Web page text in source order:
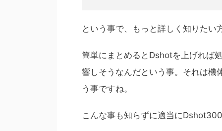
という事で、もっと詳しく知りたい
簡単にまとめるとDshotを上げれば
響しそうなんだという事。それは機
う事ですね。
こんな事も知らずに適当に